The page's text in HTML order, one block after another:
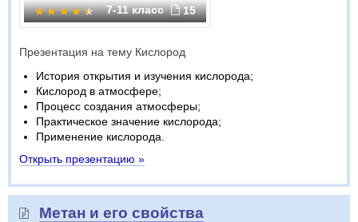
7-11 класс 15
Презентация на тему Кислород
История открытия и изучения кислорода;
Кислород в атмосфере;
Процесс создания атмосферы;
Практическое значение кислорода;
Применение кислорода.
Открыть презентацию »
Метан и его свойства